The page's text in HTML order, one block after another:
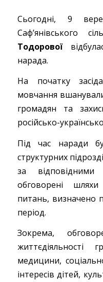
Сьогодні, 9
Сафʼянівського
Тодорової
нарада.
На початку
мовчання
громадян та
російсько-
Під час наради
структурних
за відповідними
обговорені
питань, визначено
період.
Зокрема,
життєдіяльності
медицини,
інтересів дітей,